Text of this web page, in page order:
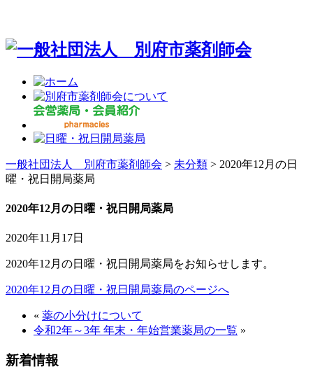
一般社団法人 別府市薬剤師会 > 未分類 > 2020年12月の日
曜・祝日開局薬局
2020年12月の日曜・祝日開局薬局
2020年11月17日
2020年12月の日曜・祝日開局薬局をお知らせします。
2020年12月の日曜・祝日開局薬局のページへ
« 薬の小分けについて
令和2年～3年 年末・年始営業薬局の一覧 »
新着情報